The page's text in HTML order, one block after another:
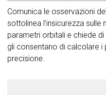
Comunica le osservazioni
sottolinea l’insicurezza
parametri orbitali e chiede
gli consentano di calcolare
precisione.